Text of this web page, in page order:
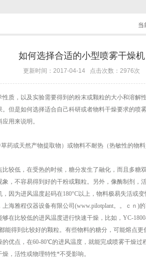
当
如何选择合适的小型喷雾干燥机
更新时间：2017-04-14 点击次数：2976次
质，以及实验需要得到的粉末或颗粒的大小和溶解
。但是如何选择适合自己科研或者物料干燥要求的喷
用来说明。
药或天然产物提取物）或物料不耐热（热敏性的物料
比较低，在受热的时候，糖分发生了融化，而且多糖
，不容易得到好的干粉或颗粒。另外，像酶制剂，
因为进风温度起码在180°C以上，物料极易失活或
海雅程仪器设备有限公司(www.pilotplant。。ｃｎ)
够在比较低的进风温度进行快速干燥，比如，YC-
能得到比较好的颗粒。有些物料的糖分，可能熔点更
优点，在60-80℃的进风温度，就能完成喷雾干燥过
，活性或物理特性*不受影响。